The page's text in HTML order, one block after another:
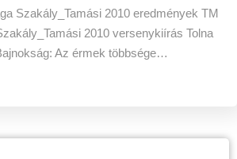
Szakály_Tamási 2010 eredmények TM
2010 versenykiírás Tolna
Az érmek többsége…